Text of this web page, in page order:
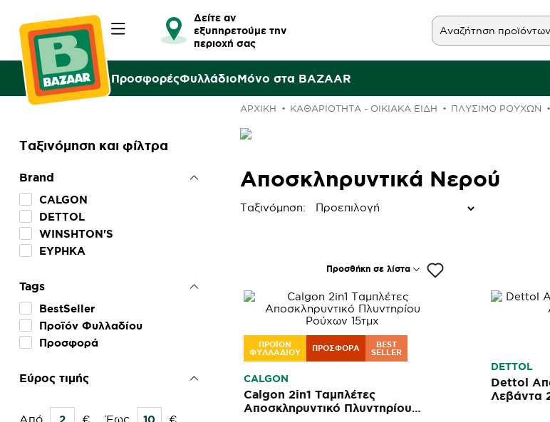
Δείτε αν
εξυπηρετούμε την
περιοχή σας
ΠροσφορέςΦυλλάδιοΜόνο στα BAZAAR
Ταξινόμηση και φίλτρα
Tags
BestSeller
Προϊόν Φυλλαδίου
Προσφορά
Brand
CALGON
DETTOL
WINSHTON'S
ΕΥΡΗΚΑ
Εύρος τιμής
Από € Έως €
ΑΡΧΙΚΉ ΚΑΘΑΡΙΟΤΗΤΑ - ΟΙΚΙΑΚΑ ΕΙΔΗ ΠΛΎΣΙΜΟ ΡΟΎΧΩΝ
Αποσκληρυντικά Νερού
Ταξινόμηση:
Προσθήκη σε λίστα
ΠΡΟΪΟΝ
ΦΥΛΛΑΔΙΟΥ
ΠΡΟΣΦΟΡΆ
BEST
SELLER
CALGON
Calgon 2in1 Ταμπλέτες
Αποσκληρυντικό Πλυντηρίου
DETTOL
Dettol
Λεβάντα